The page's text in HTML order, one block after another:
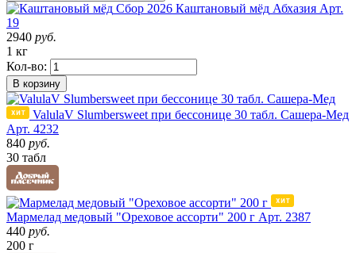
Сбор 2026 Каштановый мёд Абхазия Арт.
19
2940 руб.
1 кг
Кол-во:
В корзину
ValulaV Slumbersweet при бессонице 30 табл. Сашера-Мед
Арт. 4232
840 руб.
30 табл
Мармелад медовый "Ореховое ассорти" 200 г Арт. 2387
440 руб.
200 г